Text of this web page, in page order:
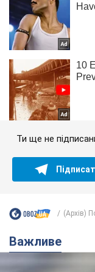
Ти ще не
(Архів)
Важливе